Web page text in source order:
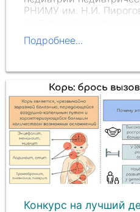
РНИМУ им. Н.И.
перед Отечеством» IV
Подробнее...
Конкурс на лучший